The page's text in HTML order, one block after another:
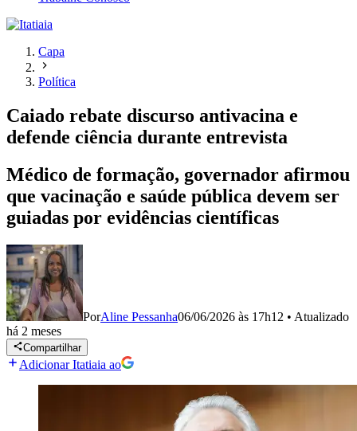
Capa
Política
Caiado rebate discurso antivacina e
defende ciência durante entrevista
Médico de formação, governador afirmou
que vacinação e saúde pública devem ser
guiadas por evidências científicas
PorAline Pessanha06/06/2026 às 17h12 • Atualizado
há 2 meses
Compartilhar
Adicionar Itatiaia ao